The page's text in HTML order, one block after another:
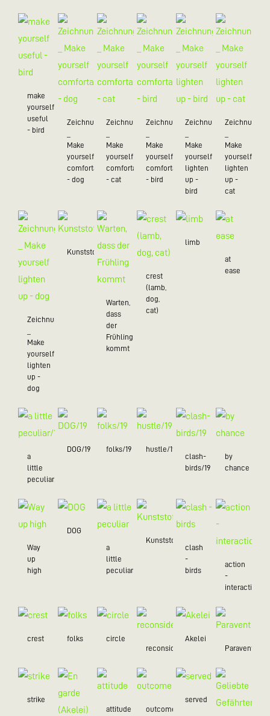
make
yourself
useful
- bird
Zeichnungen
Make
yourself
comfortable
- dog
Zeichnungen
Make
yourself
comfortable
- cat
Zeichnungen
Make
yourself
comfortable
- bird
Zeichnungen
Make
yourself
lighten
up -
bird
Zeichnungen
Make
yourself
lighten
up -
cat
Zeichnungen
Make
yourself
lighten
up -
dog
Kunststoff/20
Warten,
dass
der
Frühling
kommt
crest
(lamb,
dog,
cat)
limb
at
ease
a
little
peculiar/19
DOG/19 folks/19
hustle/19
clash-
birds/19
by
chance
Way
up
high
DOG
a
little
peculiar
Kunststoff
clash
-
birds
action
-
interaction
crest folks
circle
reconsider
Akelei
Paravent
strike
attitude
outcome
served